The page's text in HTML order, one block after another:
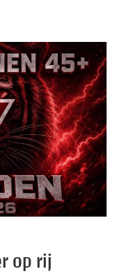
op rij